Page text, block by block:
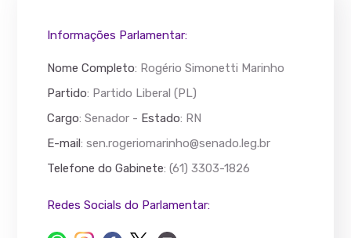
Informações Parlamentar:
Nome Completo: Rogério Simonetti Marinho
Partido: Partido Liberal (PL)
Cargo: Senador - Estado: RN
E-mail:sen.rogeriomarinho@senado.leg.br
Telefone do Gabinete: (61) 3303-1826
Redes Socials do Parlamentar: